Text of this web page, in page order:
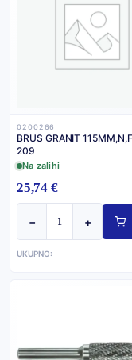
0200266
BRUS GRANIT
209
Na zalihi
25,74 €
− +
UKUPNO: